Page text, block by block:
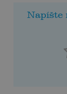
Napíšte